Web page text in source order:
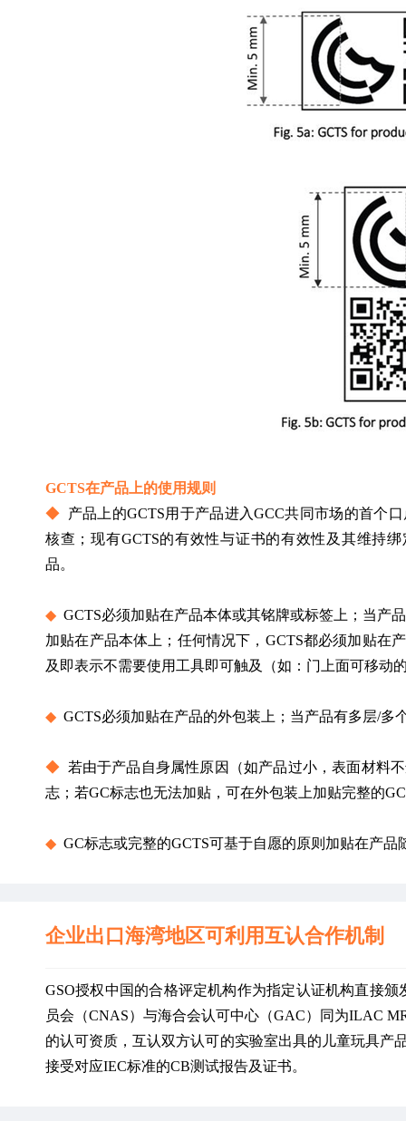
GCTS在产品上的使用规则
◆ 产品上的GCTS用于产品进入GCC共同市场的首个
核查；现有GCTS的有效性与证书的有效性及其维持
品。
◆ GCTS必须加贴在产品本体或其铭牌或标签上；当产
加贴在产品本体上；任何情况下，GCTS都必须加贴在
及即表示不需要使用工具即可触及（如：门上面可移动
◆ GCTS必须加贴在产品的外包装上；当产品有多层/多
◆ 若由于产品自身属性原因（如产品过小，表面材料
志；若GC标志也无法加贴，可在外包装上加贴完整的
◆ GC标志或完整的GCTS可基于自愿的原则加贴在产品
企业出口海湾地区可利用互认合作机制
GSO授权中国的合格评定机构作为指定认证机构直接
员会（CNAS）与海合会认可中心（GAC）同为ILAC
的认可资质，互认双方认可的实验室出具的儿童玩具产
接受对应IEC标准的CB测试报告及证书。